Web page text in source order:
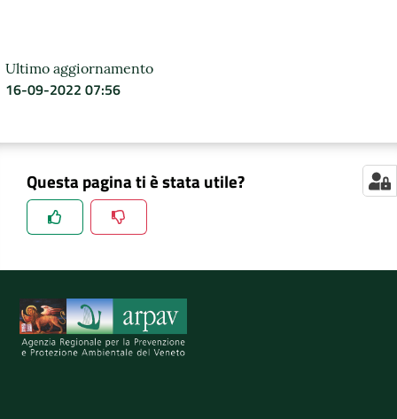
Ultimo aggiornamento
16-09-2022 07:56
Questa pagina ti è stata utile?
Spiegaci perchè, e aiutaci a migliorare il servizio